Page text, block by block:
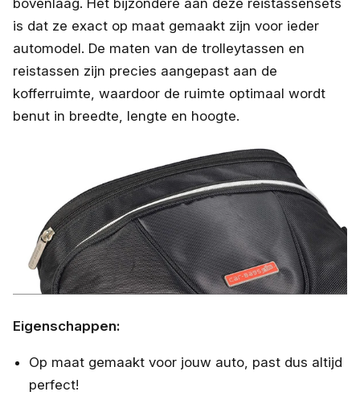
is dat ze exact op maat gemaakt zijn voor ieder
automodel. De maten van de trolleytassen en
reistassen zijn precies aangepast aan de
kofferruimte, waardoor de ruimte optimaal wordt
benut in breedte, lengte en hoogte.
Eigenschappen:
Op maat gemaakt voor jouw auto, past dus altijd
perfect!